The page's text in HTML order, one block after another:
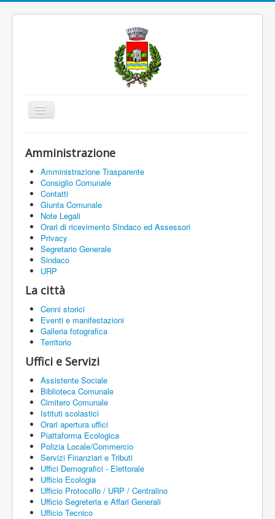
Cambia
navigazione
Amministrazione
Uffici e Servizi
La città
Associazioni
Documenti On Line
Informazioni
Amministrazione
Amministrazione Trasparente
Consiglio Comunale
Contatti
Giunta Comunale
Note Legali
Orari di ricevimento Sindaco ed Assessori
Privacy
Segretario Generale
Sindaco
URP
La città
Cenni storici
Eventi e manifestazioni
Galleria fotografica
Territorio
Uffici e Servizi
Assistente Sociale
Biblioteca Comunale
Cimitero Comunale
Istituti scolastici
Orari apertura uffici
Piattaforma Ecologica
Polizia Locale/Commercio
Servizi Finanziari e Tributi
Uffici Demografici - Elettorale
Ufficio Ecologia
Ufficio Protocollo / URP / Centralino
Ufficio Segreteria e Affari Generali
Ufficio Tecnico